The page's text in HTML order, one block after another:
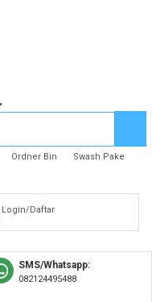
Ordner Bin Swash Pake
Login/Daftar
SMS/Whatsapp:
082124495488